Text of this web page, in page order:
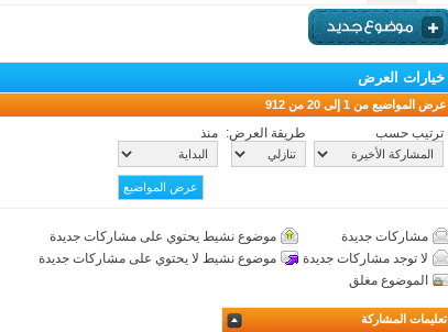
خيارات العرض
عرض المواضيع من 1 إلى 20 من 912
ترتيب حسب طريقة العرض: منذ
مشاركات جديدة
موضوع نشيط يحتوي على مشاركات جديدة
لا توجد مشاركات جديدة
موضوع نشيط لا يحتوي على مشاركات جديدة
الموضوع مغلق
تعليمات المشاركة